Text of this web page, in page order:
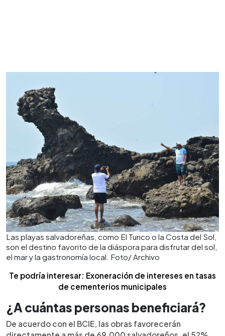
Las playas salvadoreñas, como El Tunco o la Costa del Sol,
son el destino favorito de la diáspora para disfrutar del sol,
el mar y la gastronomía local. Foto/ Archivo
Te podría interesar: Exoneración de intereses en tasas
de cementerios municipales
¿A cuántas personas beneficiará?
De acuerdo con el BCIE, las obras favorecerán